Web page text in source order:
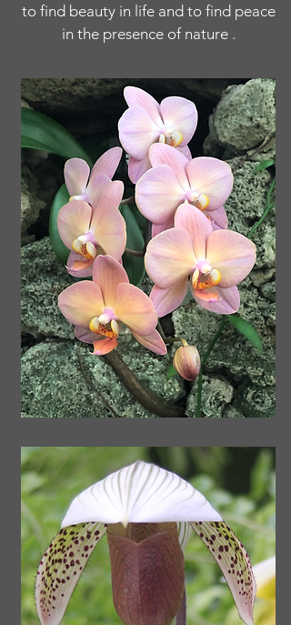
to find beauty in life and to find peace
in the presence of nature .